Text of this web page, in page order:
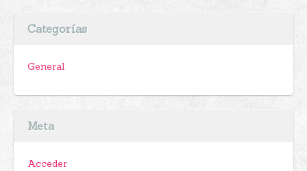
Categorías
General
Meta
Acceder